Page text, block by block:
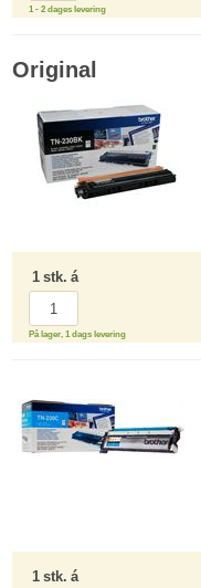
1 - 2 dages levering
Original
1 stk. á
På lager, 1 dags levering
1 stk. á